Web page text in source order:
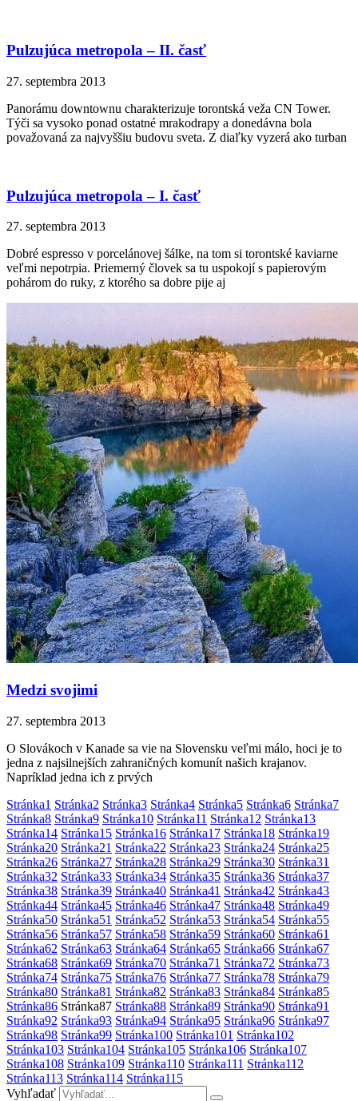
Pulzujúca metropola – II. časť
27. septembra 2013
Panorámu downtownu charakterizuje torontská veža CN Tower.
Týči sa vysoko ponad ostatné mrakodrapy a donedávna bola
považovaná za najvyššiu budovu sveta. Z diaľky vyzerá ako turban
Pulzujúca metropola – I. časť
27. septembra 2013
Dobré espresso v porcelánovej šálke, na tom si torontské kaviarne
veľmi nepotrpia. Priemerný človek sa tu uspokojí s papierovým
pohárom do ruky, z ktorého sa dobre pije aj
Medzi svojimi
27. septembra 2013
O Slovákoch v Kanade sa vie na Slovensku veľmi málo, hoci je to
jedna z najsilnejších zahraničných komunít našich krajanov.
Napríklad jedna ich z prvých
Stránka1 Stránka2 Stránka3 Stránka4 Stránka5 Stránka6 Stránka7
Stránka8 Stránka9 Stránka10 Stránka11 Stránka12 Stránka13
Stránka14 Stránka15 Stránka16 Stránka17 Stránka18 Stránka19
Stránka20 Stránka21 Stránka22 Stránka23 Stránka24 Stránka25
Stránka26 Stránka27 Stránka28 Stránka29 Stránka30 Stránka31
Stránka32 Stránka33 Stránka34 Stránka35 Stránka36 Stránka37
Stránka38 Stránka39 Stránka40 Stránka41 Stránka42 Stránka43
Stránka44 Stránka45 Stránka46 Stránka47 Stránka48 Stránka49
Stránka50 Stránka51 Stránka52 Stránka53 Stránka54 Stránka55
Stránka56 Stránka57 Stránka58 Stránka59 Stránka60 Stránka61
Stránka62 Stránka63 Stránka64 Stránka65 Stránka66 Stránka67
Stránka68 Stránka69 Stránka70 Stránka71 Stránka72 Stránka73
Stránka74 Stránka75 Stránka76 Stránka77 Stránka78 Stránka79
Stránka80 Stránka81 Stránka82 Stránka83 Stránka84 Stránka85
Stránka86 Stránka87 Stránka88 Stránka89 Stránka90 Stránka91
Stránka92 Stránka93 Stránka94 Stránka95 Stránka96 Stránka97
Stránka98 Stránka99 Stránka100 Stránka101 Stránka102
Stránka103 Stránka104 Stránka105 Stránka106 Stránka107
Stránka108 Stránka109 Stránka110 Stránka111 Stránka112
Stránka113 Stránka114 Stránka115
Vyhľadať